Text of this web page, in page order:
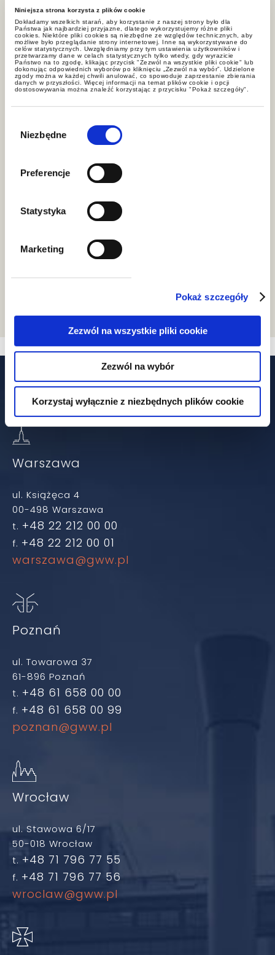
Niniejsza strona korzysta z plików cookie
Dokładamy wszelkich starań, aby korzystanie z naszej strony było dla
Państwa jak najbardziej przyjazne, dlatego wykorzystujemy różne pliki
cookies. Niektóre pliki cookies są niezbędne ze względów technicznych, aby
możliwe było przeglądanie strony internetowej. Inne są wykorzystywane do
celów statystycznych. Uwzględniamy przy tym ustawienia użytkowników i
przetwarzamy dane w celach statystycznych tylko wtedy, gdy wyrazicie
Państwo na to zgodę, klikając przycisk "Zezwól na wszystkie pliki cookie" lub
dokonując odpowiednich wyborów po kliknięciu „Zezwól na wybór”. Udzielone
zgody można w każdej chwili anulować, co spowoduje zaprzestanie zbierania
danych w przyszłości. Więcej informacji na temat plików cookie i opcji
dostosowywania można znaleźć korzystając z przycisku "Pokaż szczegóły".
zgody
Niezbędne
Preferencje
Statystyka
Marketing
Pokaż szczegóły
Zezwól na wszystkie pliki cookie
Zezwól na wybór
Korzystaj wyłącznie z niezbędnych plików cookie
News
Promotions in the legal advisory
team
Our offices
Warszawa
ul. Książęca 4
00-498 Warszawa
t. +48 22 212 00 00
f. +48 22 212 00 01
warszawa@gww.pl
Poznań
ul. Towarowa 37
61-896 Poznań
t. +48 61 658 00 00
f. +48 61 658 00 99
poznan@gww.pl
Wrocław
ul. Stawowa 6/17
50-018 Wrocław
t. +48 71 796 77 55
f. +48 71 796 77 56
wroclaw@gww.pl